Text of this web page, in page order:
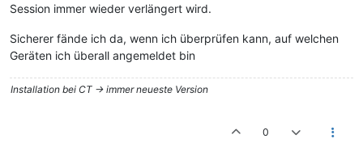
Session immer wieder verlängert wird.
Sicherer fände ich da, wenn ich überprüfen kann, auf welchen
Geräten ich überall angemeldet bin
Installation bei CT -> immer neueste Version
0